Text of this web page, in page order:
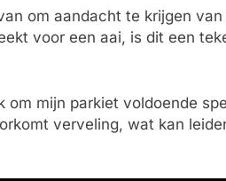
om aandacht te krijgen
voor een aai, is dit een
om mijn parkiet voldoende
verveling, wat kan